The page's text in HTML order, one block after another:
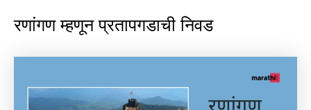
रणांगण म्हणून प्रतापगडाची निवड